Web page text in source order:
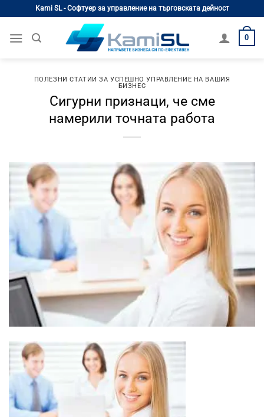
content
Kami SL - Софтуер за управление на търговската дейност
0
ПОЛЕЗНИ СТАТИИ ЗА УСПЕШНО УПРАВЛЕНИЕ НА ВАШИЯ
БИЗНЕС
Сигурни признаци, че сме
намерили точната работа